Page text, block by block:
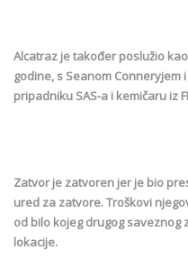
Alcatraz je također poslužio
godine, s Seanom Conneryjem
pripadniku SAS-a i kemičaru iz
Zatvor je zatvoren jer je bio
ured za zatvore. Troškovi
od bilo kojeg drugog saveznog
lokacije.